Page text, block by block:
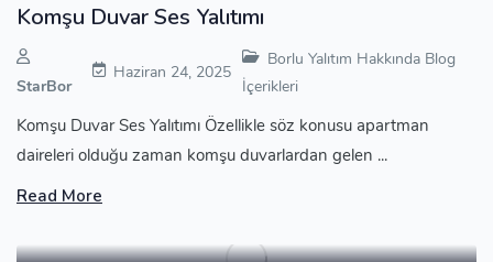
Komşu Duvar Ses Yalıtımı
StarBor
Haziran 24, 2025
Borlu Yalıtım Hakkında Blog
İçerikleri
Komşu Duvar Ses Yalıtımı Özellikle söz konusu apartman
daireleri olduğu zaman komşu duvarlardan gelen ...
Read More